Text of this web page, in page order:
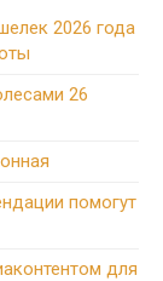
2026 года
26
помогут
для